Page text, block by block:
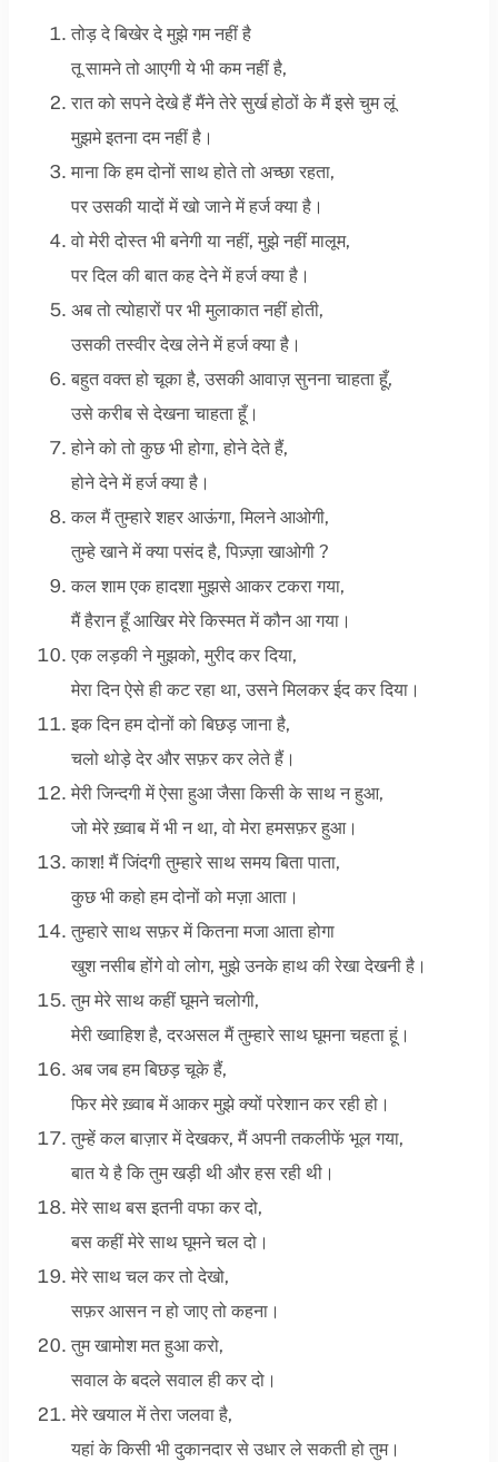
तोड़ दे बिखेर दे मुझे गम नहीं है
तू सामने तो आएगी ये भी कम नहीं है,
रात को सपने देखे हैं मैंने तेरे सुर्ख होठों के मैं इसे चुम लूं
मुझमे इतना दम नहीं है।
माना कि हम दोनों साथ होते तो अच्छा रहता,
पर उसकी यादों में खो जाने में हर्ज क्या है।
वो मेरी दोस्त भी बनेगी या नहीं, मुझे नहीं मालूम,
पर दिल की बात कह देने में हर्ज क्या है।
अब तो त्योहारों पर भी मुलाकात नहीं होती,
उसकी तस्वीर देख लेने में हर्ज क्या है।
बहुत वक्त हो चूका है, उसकी आवाज़ सुनना चाहता हूँ,
उसे करीब से देखना चाहता हूँ।
होने को तो कुछ भी होगा, होने देते हैं,
होने देने में हर्ज क्या है।
कल मैं तुम्हारे शहर आऊंगा, मिलने आओगी,
तुम्हे खाने में क्या पसंद है, पिज़्ज़ा खाओगी ?
कल शाम एक हादशा मुझसे आकर टकरा गया,
मैं हैरान हूँ आखिर मेरे किस्मत में कौन आ गया।
एक लड़की ने मुझको, मुरीद कर दिया,
मेरा दिन ऐसे ही कट रहा था, उसने मिलकर ईद कर दिया।
इक दिन हम दोनों को बिछड़ जाना है,
चलो थोड़े देर और सफ़र कर लेते हैं।
मेरी जिन्दगी में ऐसा हुआ जैसा किसी के साथ न हुआ,
जो मेरे ख़्वाब में भी न था, वो मेरा हमसफ़र हुआ।
काश! मैं जिंदगी तुम्हारे साथ समय बिता पाता,
कुछ भी कहो हम दोनों को मज़ा आता।
तुम्हारे साथ सफ़र में कितना मजा आता होगा
खुश नसीब होंगे वो लोग, मुझे उनके हाथ की रेखा देखनी है।
तुम मेरे साथ कहीं घूमने चलोगी,
मेरी ख्वाहिश है, दरअसल मैं तुम्हारे साथ घूमना चहता हूं।
अब जब हम बिछड़ चूके हैं,
फिर मेरे ख़्वाब में आकर मुझे क्यों परेशान कर रही हो।
तुम्हें कल बाज़ार में देखकर, मैं अपनी तकलीफें भूल गया,
बात ये है कि तुम खड़ी थी और हस रही थी।
मेरे साथ बस इतनी वफा कर दो,
बस कहीं मेरे साथ घूमने चल दो।
मेरे साथ चल कर तो देखो,
सफ़र आसन न हो जाए तो कहना।
तुम खामोश मत हुआ करो,
सवाल के बदले सवाल ही कर दो।
मेरे खयाल में तेरा जलवा है,
यहां के किसी भी दुकानदार से उधार ले सकती हो तुम।